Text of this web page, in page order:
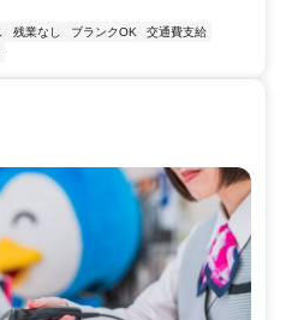
残業なし ブランクOK
交通費支給